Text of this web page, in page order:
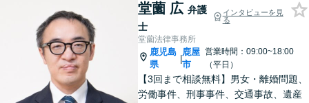
堂薗 広 弁護
士
インタビューを見
る
堂薗法律事務所
鹿児島
県
|
鹿屋
市
営業時間：09:00~18:00
（平日）
【3回まで相談無料】男女・離婚問題、
労働事件、刑事事件、交通事故、遺産